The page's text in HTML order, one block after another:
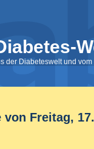
der Diabeteswelt und
von Freitag,